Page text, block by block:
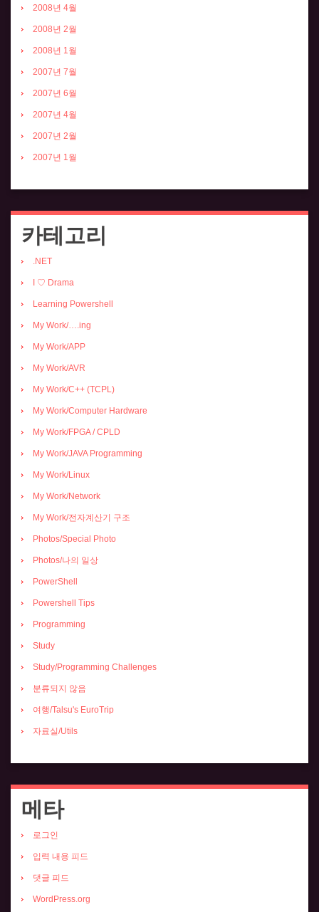
2008년 4월
2008년 2월
2008년 1월
2007년 7월
2007년 6월
2007년 4월
2007년 2월
2007년 1월
카테고리
.NET
I ♡ Drama
Learning Powershell
My Work/….ing
My Work/APP
My Work/AVR
My Work/C++ (TCPL)
My Work/Computer Hardware
My Work/FPGA / CPLD
My Work/JAVA Programming
My Work/Linux
My Work/Network
My Work/전자계산기 구조
Photos/Special Photo
Photos/나의 일상
PowerShell
Powershell Tips
Programming
Study
Study/Programming Challenges
분류되지 않음
여행/Talsu's EuroTrip
자료실/Utils
메타
로그인
입력 내용 피드
댓글 피드
WordPress.org